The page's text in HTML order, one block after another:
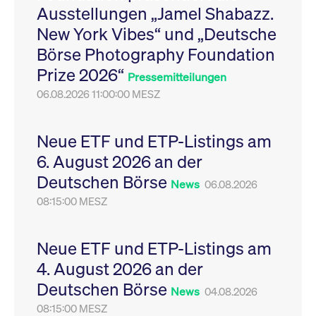
Ausstellungen „Jamel Shabazz.
New York Vibes“ und „Deutsche
Börse Photography Foundation
Prize 2026“ Pressemitteilungen
06.08.2026 11:00:00 MESZ
Neue ETF und ETP-Listings am
6. August 2026 an der
Deutschen Börse News 06.08.2026
08:15:00 MESZ
Neue ETF und ETP-Listings am
4. August 2026 an der
Deutschen Börse News 04.08.2026
08:15:00 MESZ
Leistung der Website
zu messen. Es handelt
sich um ein Muster-
Cookie, bei dem auf
das Präfix _pk_ses
eine kurze Reihe von
VISITOR_PRIVACY_METADATA
YouTube
.youtube.com
6
Monate
Dieses Cookie dient
Speicherung der
Einwilligungs- und
des Nutzers für ihre
Interaktion mit der
Sitzungen geehrt